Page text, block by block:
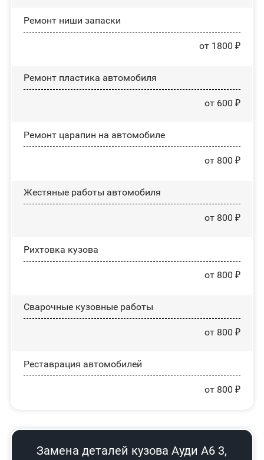
Ремонт ниши запаски
от 1800 ₽
Ремонт пластика автомобиля
от 600 ₽
Ремонт царапин на автомобиле
от 800 ₽
Жестяные работы автомобиля
от 800 ₽
Рихтовка кузова
от 800 ₽
Сварочные кузовные работы
от 800 ₽
Реставрация автомобилей
от 800 ₽
Замена деталей кузова Ауди А6 3,